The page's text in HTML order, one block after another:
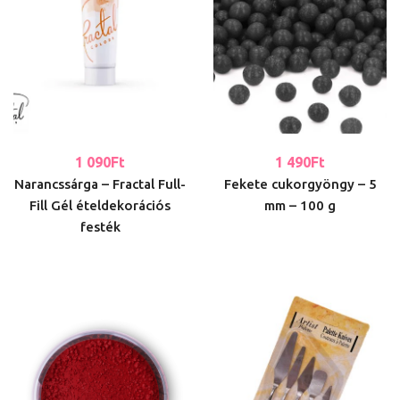
1 090Ft
Narancssárga – Fractal Full-
Fill Gél ételdekorációs
festék
1 490Ft
Fekete cukorgyöngy – 5
mm – 100 g